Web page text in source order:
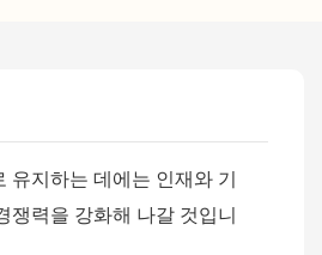
유지하는 데에는 인재와 기
쟁력을 강화해 나갈 것입니